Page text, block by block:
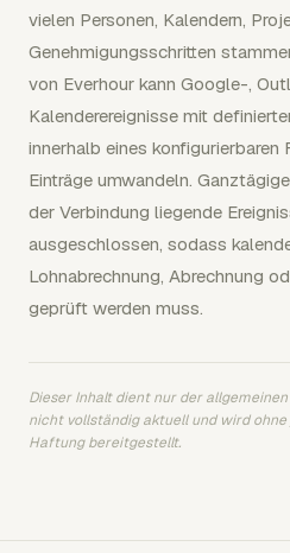
vielen Personen, Kalendern,
Genehmigungsschritten
von Everhour kann Google-,
Kalenderereignisse mit
innerhalb eines
Einträge umwandeln.
der Verbindung liegende
ausgeschlossen, sodass
Lohnabrechnung, Abrechnung
geprüft werden muss.
Dieser Inhalt dient nur der
nicht vollständig aktuell und wird
Haftung bereitgestellt.